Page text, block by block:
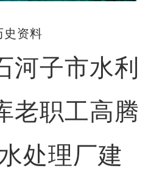
史资料
子市水利
老职工高腾
处理厂建